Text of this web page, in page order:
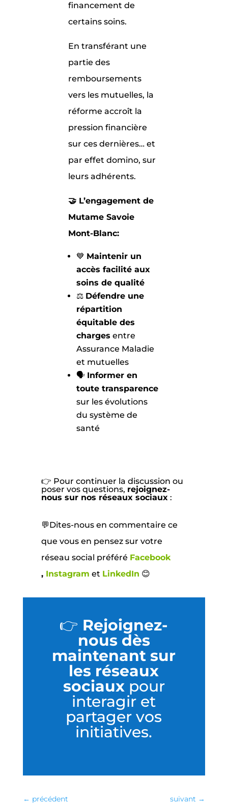
financement de
certains soins.
En transférant une
partie des
remboursements
vers les mutuelles, la
réforme accroît la
pression financière
sur ces dernières… et
par effet domino, sur
leurs adhérents.
🤝 L’engagement de
Mutame Savoie
Mont-Blanc:
💙 Maintenir un
accès facilité aux
soins de qualité
⚖️ Défendre une
répartition
équitable des
charges entre
Assurance Maladie
et mutuelles
🗣️ Informer en
toute transparence
sur les évolutions
du système de
santé
👉 Pour continuer la discussion ou
poser vos questions, rejoignez-
nous sur nos réseaux sociaux:
💬Dites-nous en commentaire ce
que vous en pensez sur votre
réseau social préféré Facebook
, Instagram et LinkedIn 😊
👉 Rejoignez-
nous dès
maintenant sur
les réseaux
sociauxpour
interagir et
partager vos
initiatives.
← précédent suivant →